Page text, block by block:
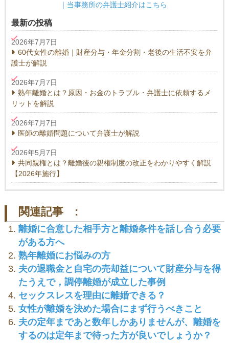
｜当事務所の弁護士紹介はこちら
最新の投稿
2026年7月7日
60代女性の離婚｜財産分与・年金分割・老後の生活不安を弁
護士が解説
2026年7月7日
熟年離婚とは？原因・お金のトラブル・弁護士に依頼するメ
リットを解説
2026年7月7日
医師の離婚問題について弁護士が解説
2026年5月7日
共同親権とは？離婚後の親権制度の改正をわかりやすく解説
【2026年施行】
関連記事 :
離婚に合意した相手方と離婚条件を話し合う必要
がある方へ
熟年離婚にお悩みの方
夫の退職金と自宅の売却益について財産分与を得
たうえで，調停離婚が成立した事例
セックスレスを理由に離婚できる？
女性が離婚を決めた場合にまず行うべきこと
夫の定年まであと数年しかありませんが、離婚を
するのは定年まで待った方が良いでしょうか？